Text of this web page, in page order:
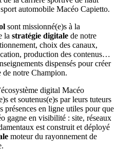
automobile Macéo Capietto.
sont missionné(e)s à la
la stratégie digitale de notre
choix des canaux,
production des contenus…
dispensés pour créer
de notre Champion.
digital Macéo
et soutenus(e)s par leurs tuteurs
présences en ligne utiles pour que
gagne en visibilité : site, réseaux
est construit et déployé
moteur du rayonnement de